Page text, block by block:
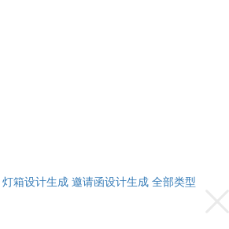
灯箱设计生成 邀请函设计生成 全部类型